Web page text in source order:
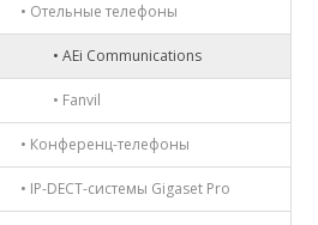
• Отельные телефоны
• AEi Communications
• Fanvil
• Конференц-телефоны
• IP-DECT-системы Gigaset Pro